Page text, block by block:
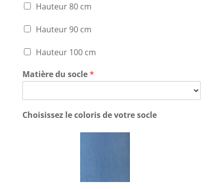
Hauteur 80 cm
Hauteur 90 cm
Hauteur 100 cm
Matière du socle*
Choisissez le coloris de votre socle